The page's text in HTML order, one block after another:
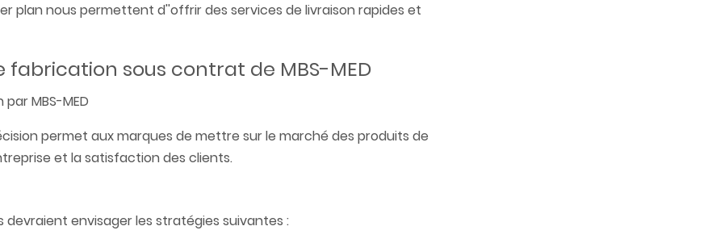
plan nous permettent d''offrir des services de livraison rapides et
sous contrat de MBS-MED​
permet aux marques de mettre sur le marché des produits de
et la satisfaction des clients.
devraient envisager les stratégies suivantes :